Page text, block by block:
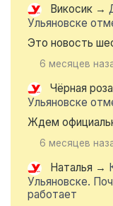
Викосик →
Ульяновске
Это новость
6 месяцев
Чёрная роза
Ульяновске
Ждем
6 месяцев
Наталья →
Ульяновске.
работает